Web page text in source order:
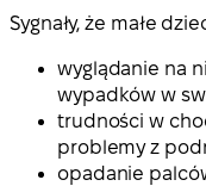
Sygnały, że małe
wyglądanie na
wypadków w
trudności w
problemy z
opadanie